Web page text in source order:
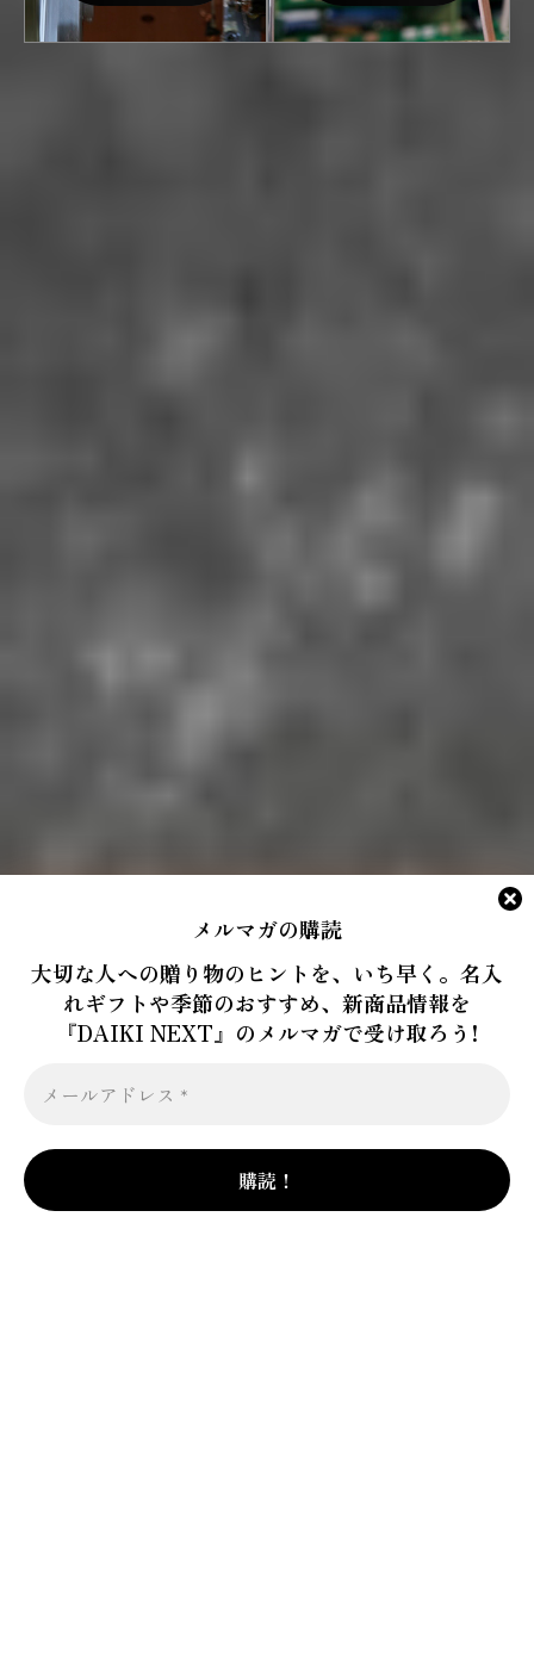
メルマガの購読
大切な人への贈り物のヒントを、いち早く。名入
れギフトや季節のおすすめ、新商品情報を
『DAIKI NEXT』のメルマガで受け取ろう!